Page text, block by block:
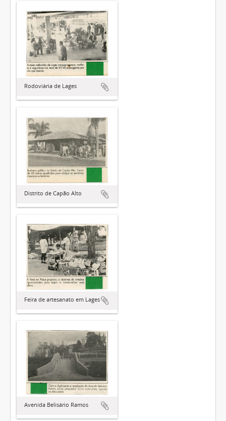
Rodoviária de Lages
Distrito de Capão Alto
Feira de artesanato em Lages
Avenida Belisário Ramos